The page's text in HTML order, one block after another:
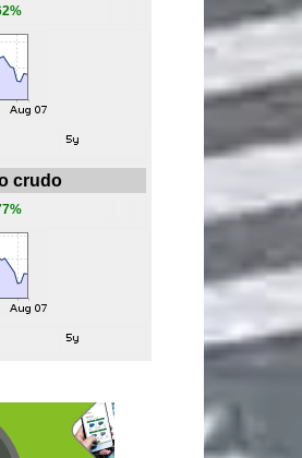
crudo